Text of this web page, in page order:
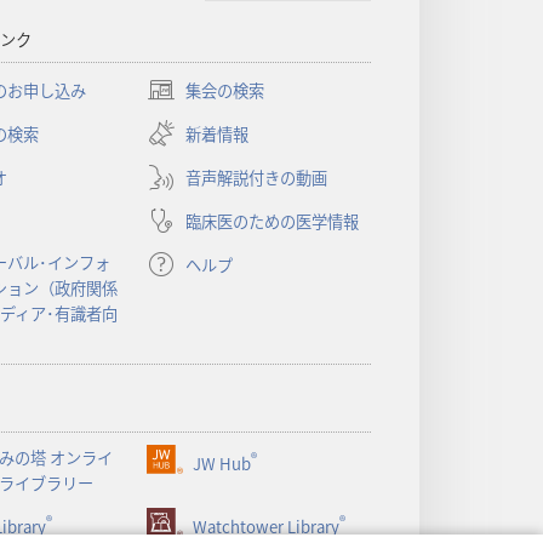
ク
お申し込み 集会の検索
（新
し
い
タ
ブ
で
開
く）
検索
新着情報
音声解説付きの動画
臨床医のための医学情報
バル･インフォ
ョン（政府関係
ィア･有識者向
ヘルプ
の塔 オンライ
イブラリー
JW Hub®
（新
い
® Watchtower Library®